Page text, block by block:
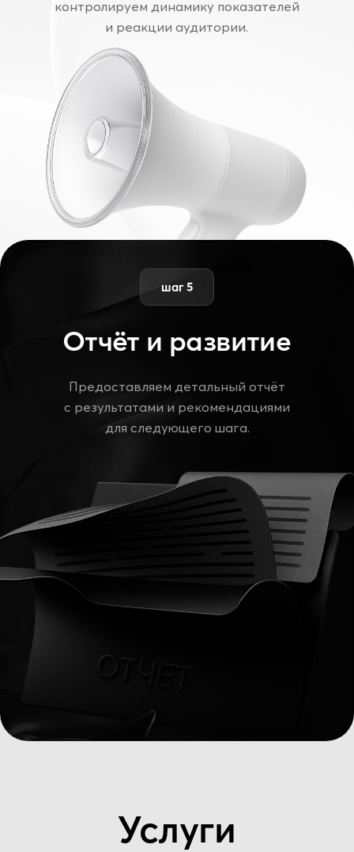
стратегию продвижения,
основанную на регулярных тестах
разных форматов и внимательном
анализе реакции аудитории
Подробнее
Дистрибьюция
стриминговые площадки, соберём
роялти с авторских и смежных
прав, а также обеспечим мощную
промо-поддержку с шансом
плейлисты.
Подробнее
от 1090 ₽